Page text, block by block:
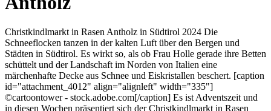
Christkindlmarkt in Rasen Antholz in Südtirol 2024 Die
Schneeflocken tanzen in der kalten Luft über den Bergen und
Städten in Südtirol. Es wirkt so, als ob Frau Holle gerade ihre Betten
schüttelt und der Landschaft im Norden von Italien eine
märchenhafte Decke aus Schnee und Eiskristallen beschert. [caption
id="attachment_4012" align="alignleft" width="335"]
©cartoontower - stock.adobe.com[/caption] Es ist Adventszeit und
in diesen Wochen präsentiert sich der Christkindlmarkt in Rasen